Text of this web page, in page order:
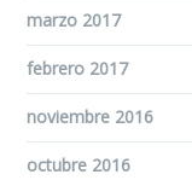
marzo 2017
febrero 2017
noviembre 2016
octubre 2016